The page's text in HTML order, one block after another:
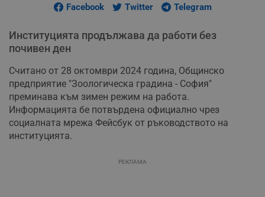
Facebook Twitter Telegram
Институцията продължава да работи без
почивен ден
Считано от 28 октомври 2024 година, Общинско
предприятие "Зоологическа градина - София"
преминава към зимен режим на работа.
Информацията бе потвърдена официално чрез
социалната мрежа Фейсбук от ръководството на
институцията.
РЕКЛАМА